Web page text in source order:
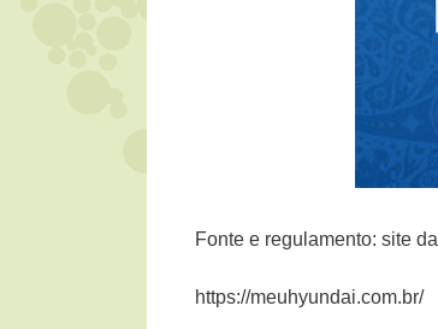
Fonte e regulamento: site da
https://meuhyundai.com.br/